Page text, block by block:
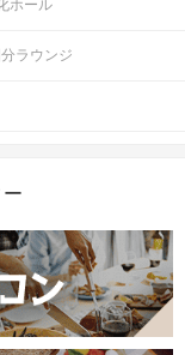
ホール
ラウンジ